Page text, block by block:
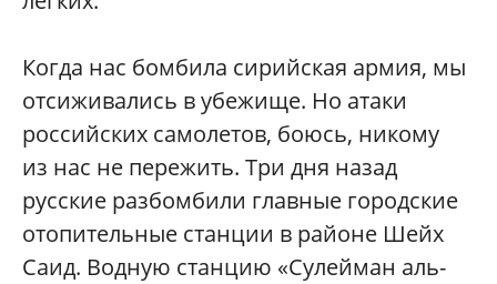
Когда нас бомбила сирийская армия, мы
отсиживались в убежище. Но атаки
российских самолетов, боюсь, никому
из нас не пережить. Три дня назад
русские разбомбили главные городские
отопительные станции в районе Шейх
Саид. Водную станцию «Сулейман аль-